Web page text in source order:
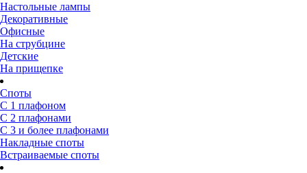
Настольные лампы
Декоративные
Офисные
На струбцине
Детские
На прищепке
Споты
С 1 плафоном
С 2 плафонами
С 3 и более плафонами
Накладные споты
Встраиваемые споты